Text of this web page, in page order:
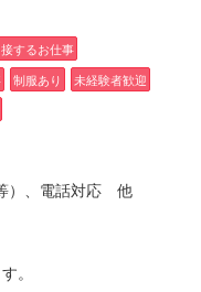
接するお仕事
制服あり
未経験者歓迎
）、電話対応 他
。